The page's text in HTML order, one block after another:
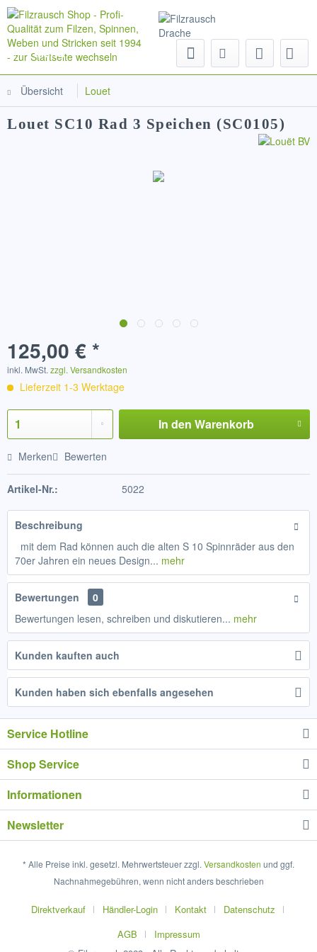
Menü
Übersicht Louet
Louet SC10 Rad 3 Speichen (SC0105)
125,00 € *
inkl. MwSt. zzgl. Versandkosten
Lieferzeit 1-3 Werktage
In den Warenkorb
Merken Bewerten
Artikel-Nr.: 5022
Beschreibung
mit dem Rad können auch die alten S 10 Spinnräder aus den
70er Jahren ein neues Design... mehr
Bewertungen
0
Bewertungen lesen, schreiben und diskutieren... mehr
Kunden kauften auch
Kunden haben sich ebenfalls angesehen
Service Hotline
Shop Service
Informationen
Newsletter
* Alle Preise inkl. gesetzl. Mehrwertsteuer zzgl. Versandkosten und ggf.
Nachnahmegebühren, wenn nicht anders beschrieben
Direktverkauf Händler-Login Kontakt
Datenschutz
AGB
Impressum